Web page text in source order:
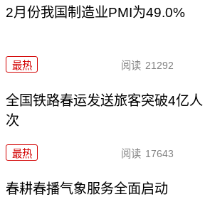
2月份我国制造业PMI为49.0%
最热 阅读 21292
全国铁路春运发送旅客突破4亿人
次
最热 阅读 17643
春耕春播气象服务全面启动